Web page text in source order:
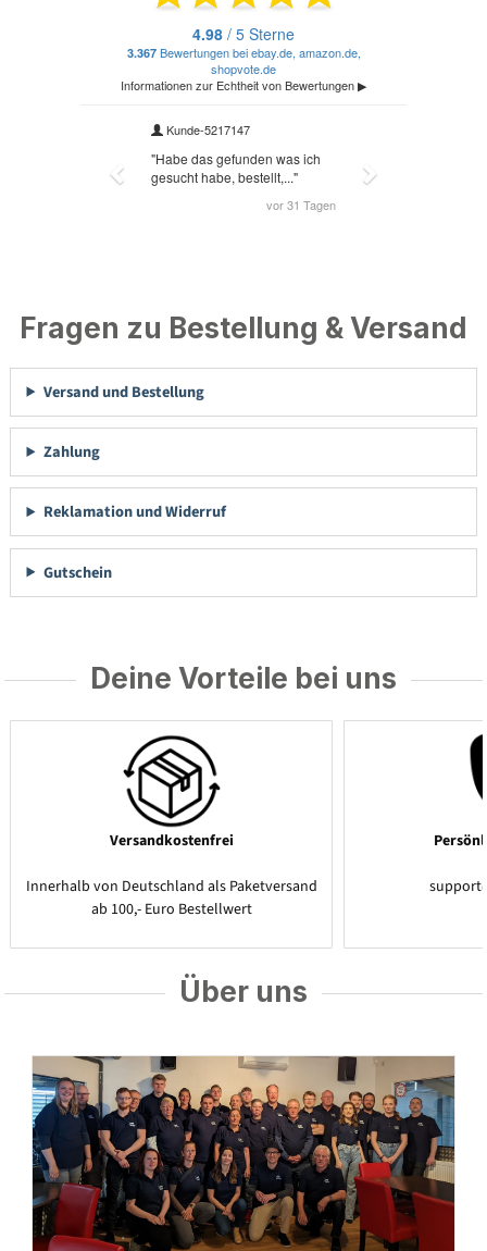
Fragen zu Bestellung & Versand
Versand und Bestellung
Zahlung
Reklamation und Widerruf
Gutschein
Deine Vorteile bei uns
Versandkostenfrei
Innerhalb von Deutschland als Paketversand
ab 100,- Euro Bestellwert
Über uns